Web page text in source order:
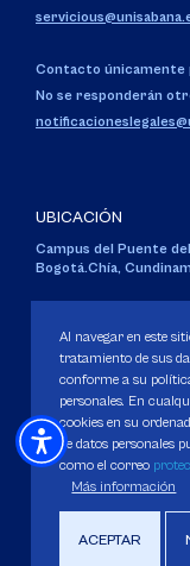
Contacto únicamente
No se responderán
UBICACIÓN
Campus del Puente
Bogotá.Chía,
Personería Jurídica:
Ministerio de Educación
Política de
Derechos
Al navegar en este
tratamiento de sus
conforme a su
personales. En
cookies en su
de datos personales
como el correo
Más información
ACEPTAR